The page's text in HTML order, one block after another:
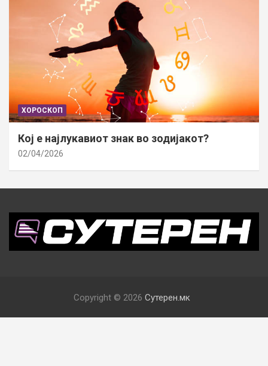
ХОРОСКОП
Кој е најлукавиот знак во зодијакот?
02/04/2026
Copyright © 2026 Сутерен.мк